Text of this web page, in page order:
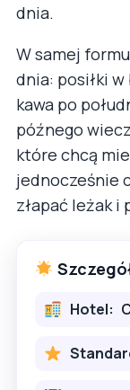
dnia.
W samej
dnia: posiłki
kawa po
późnego
które chcą
jednocześnie
złapać leżak i
Hotel: